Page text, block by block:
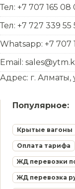
Тел: +7 707 165 08
Тел: +7 727 339 55
Whatsapp: +7 707
Email:
Адрес: г. Алматы,
Популярное:
Крытые вагоны
Оплата тарифа
ЖД перевозки
ЖД перевозка